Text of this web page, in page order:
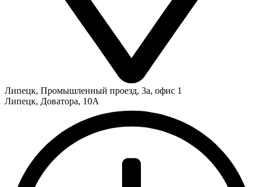
Липецк, Промышленный проезд, 3а, офис 1
Липецк, Доватора, 10А